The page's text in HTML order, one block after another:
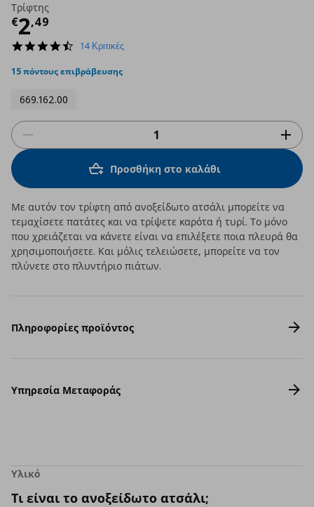
Τρίφτης
€2,49
Τρέχουσα τιμή
4.5
rating
14 Κριτικές
15 πόντους επιβράβευσης
669.162.00
Προσθήκη στο καλάθι
Με αυτόν τον τρίφτη από ανοξείδωτο ατσάλι μπορείτε να
τεμαχίσετε πατάτες και να τρίψετε καρότα ή τυρί. Το μόνο
που χρειάζεται να κάνετε είναι να επιλέξετε ποια πλευρά θα
χρησιμοποιήσετε. Και μόλις τελειώσετε, μπορείτε να τον
πλύνετε στο πλυντήριο πιάτων.
Πληροφορίες προϊόντος
Υπηρεσία Μεταφοράς
Υλικό
Τι είναι το ανοξείδωτο ατσάλι;